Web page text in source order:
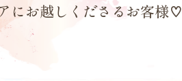
にお越しくださるお客様♡